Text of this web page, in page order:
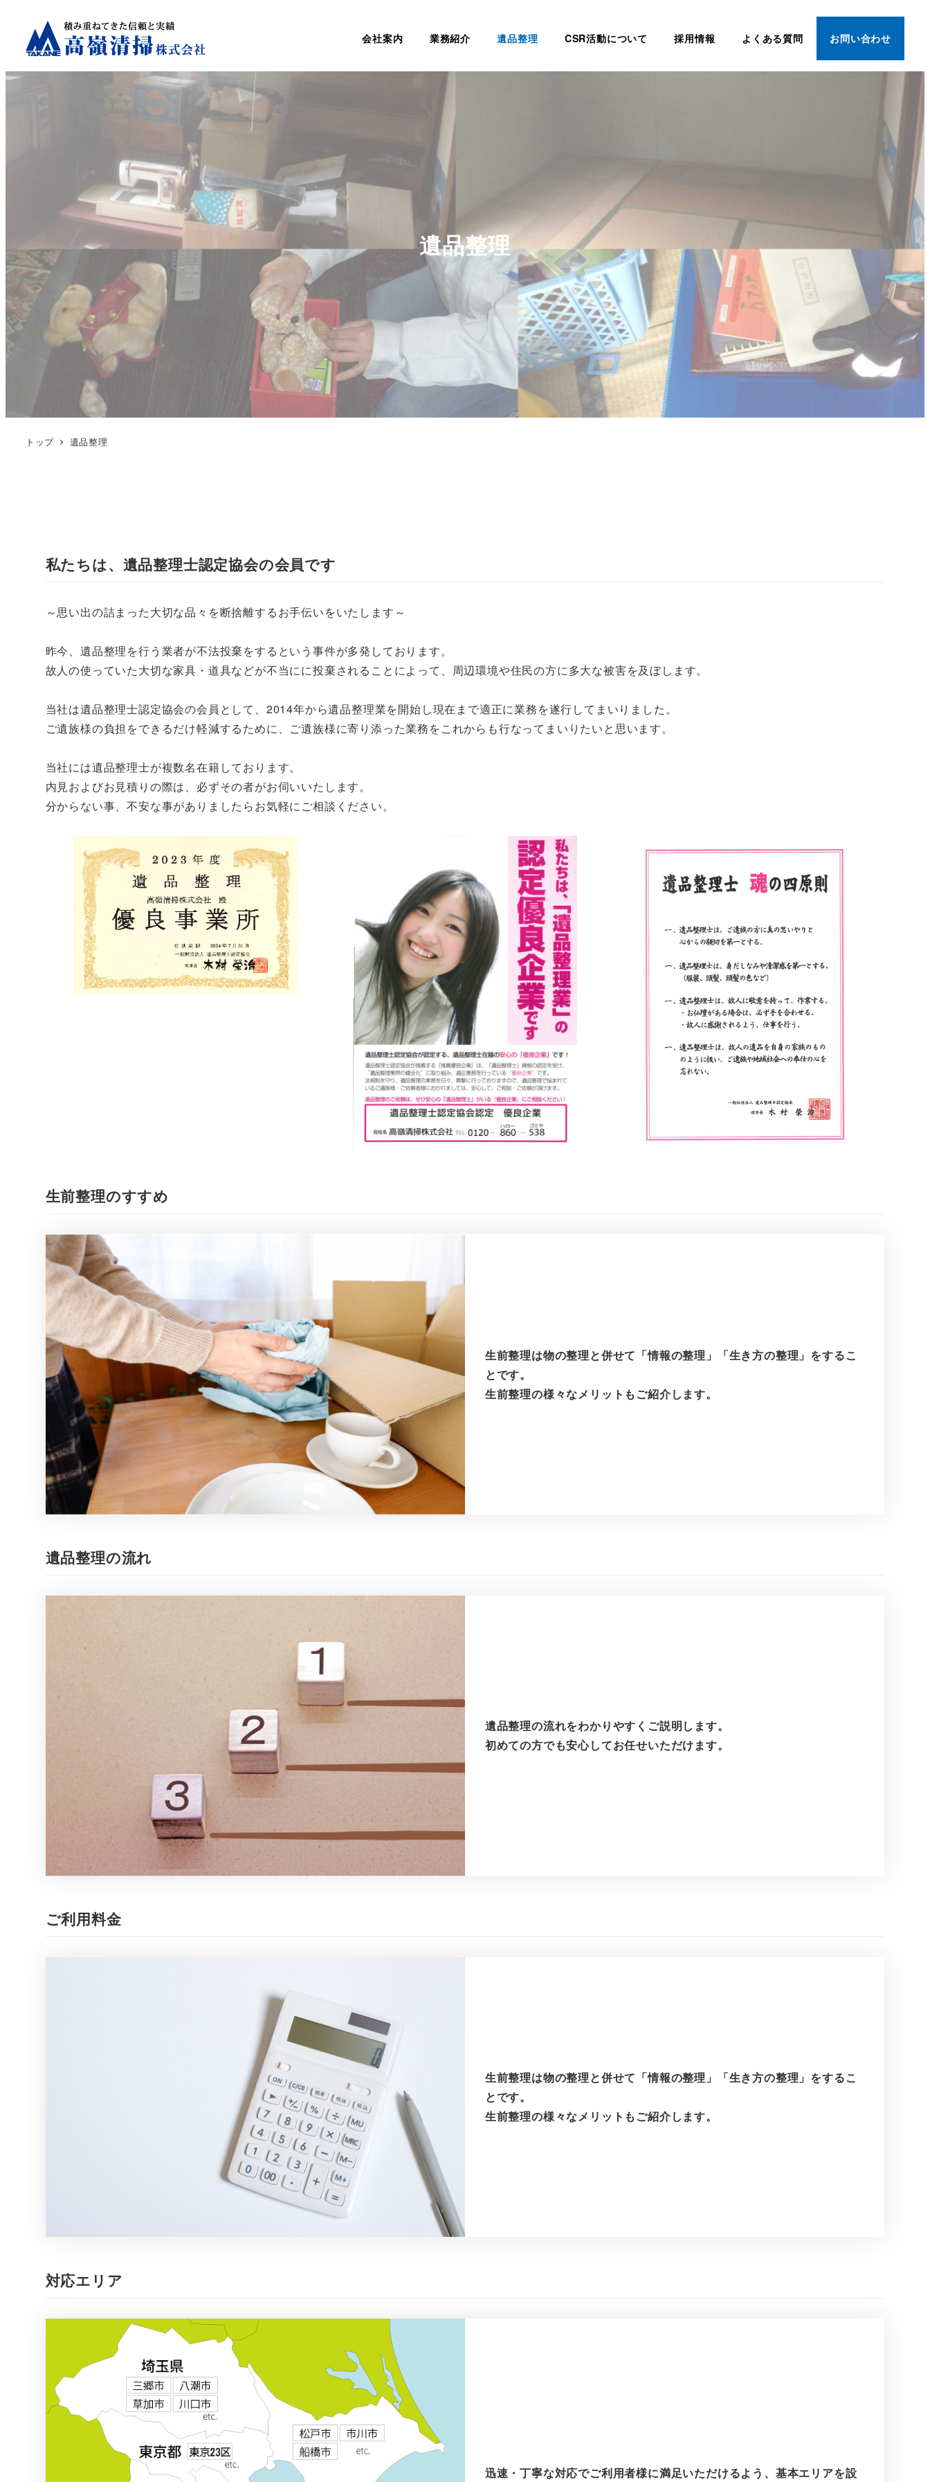
会社案内 業務紹介 遺品整理 CSR活動について 採用情報 よくある質問 お問い合わせ
遺品整理
トップ 遺品整理
私たちは、遺品整理士認定協会の会員です
～思い出の詰まった大切な品々を断捨離するお手伝いをいたします～
昨今、遺品整理を行う業者が不法投棄をするという事件が多発しております。
故人の使っていた大切な家具・道具などが不当にに投棄されることによって、周辺環境や住民の方に多大な被害を及ぼします。
当社は遺品整理士認定協会の会員として、2014年から遺品整理業を開始し現在まで適正に業務を遂行してまいりました。
ご遺族様の負担をできるだけ軽減するために、ご遺族様に寄り添った業務をこれからも行なってまいりたいと思います。
当社には遺品整理士が複数名在籍しております。
内見およびお見積りの際は、必ずその者がお伺いいたします。
分からない事、不安な事がありましたらお気軽にご相談ください。
生前整理のすすめ
生前整理は物の整理と併せて「情報の整理」「生き方の整理」をするこ
とです。
生前整理の様々なメリットもご紹介します。
遺品整理の流れ
遺品整理の流れをわかりやすくご説明します。
初めての方でも安心してお任せいただけます。
ご利用料金
生前整理は物の整理と併せて「情報の整理」「生き方の整理」をするこ
とです。
生前整理の様々なメリットもご紹介します。
対応エリア
迅速・丁寧な対応でご利用者様に満足いただけるよう、基本エリアを設